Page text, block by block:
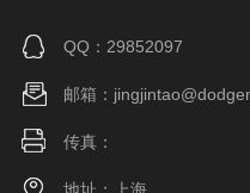
QQ：29852097
邮箱：
传真：